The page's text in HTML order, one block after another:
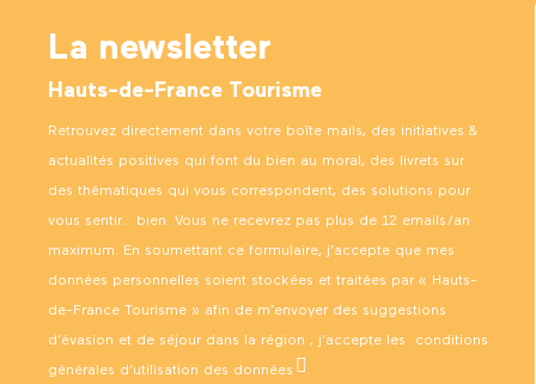
La newsletter
Hauts-de-France Tourisme
Retrouvez directement dans votre boîte mails, des initiatives &
actualités positives qui font du bien au moral, des livrets sur
des thématiques qui vous correspondent, des solutions pour
vous sentir… bien. Vous ne recevrez pas plus de 12 emails/an
maximum. En soumettant ce formulaire, j’accepte que mes
données personnelles soient stockées et traitées par « Hauts-
de-France Tourisme » afin de m’envoyer des suggestions
d’évasion et de séjour dans la région ; j’accepte les conditions
générales d’utilisation des données .